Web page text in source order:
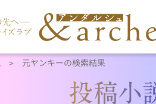
元ヤンキーの検索結果